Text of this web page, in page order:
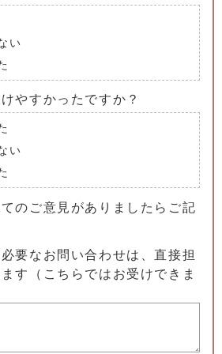
い
やすかったですか？
い
のご意見がありましたらご記
必要なお問い合わせは、直接担
す（こちらではお受けできま